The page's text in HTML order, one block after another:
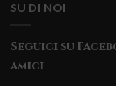
SU DI NOI
Seguici su
amici